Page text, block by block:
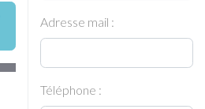
Adresse mail :
Téléphone :